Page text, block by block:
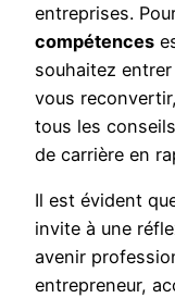
entreprises.
compétences
souhaitez
vous
tous les
de carrière en
Il est évident
invite à une
avenir
entrepreneur,